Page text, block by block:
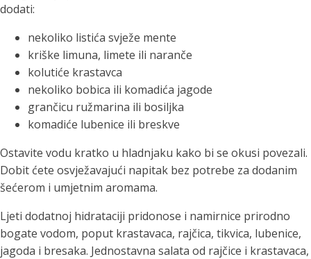
dodati:
nekoliko listića svježe mente
kriške limuna, limete ili naranče
kolutiće krastavca
nekoliko bobica ili komadića jagode
grančicu ružmarina ili bosiljka
komadiće lubenice ili breskve
Ostavite vodu kratko u hladnjaku kako bi se okusi povezali.
Dobit ćete osvježavajući napitak bez potrebe za dodanim
šećerom i umjetnim aromama.
Ljeti dodatnoj hidrataciji pridonose i namirnice prirodno
bogate vodom, poput krastavaca, rajčica, tikvica, lubenice,
jagoda i bresaka. Jednostavna salata od rajčice i krastavaca,